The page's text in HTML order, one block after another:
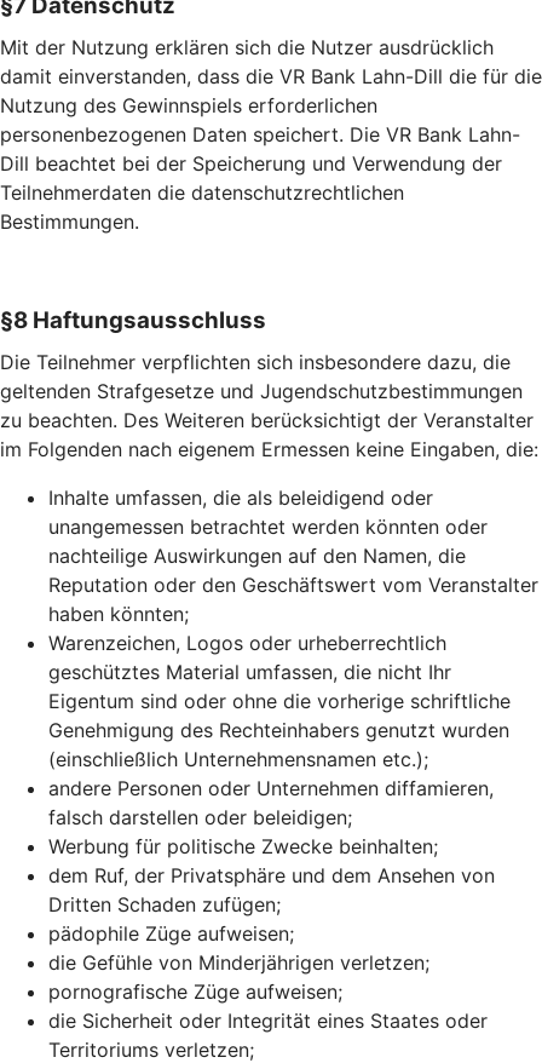
Mit der Nutzung erklären sich die Nutzer ausdrücklich
damit einverstanden, dass die VR Bank Lahn-Dill die für die
Nutzung des Gewinnspiels erforderlichen
personenbezogenen Daten speichert. Die VR Bank Lahn-
Dill beachtet bei der Speicherung und Verwendung der
Teilnehmerdaten die datenschutzrechtlichen
Bestimmungen.
§8 Haftungsausschluss
Die Teilnehmer verpflichten sich insbesondere dazu, die
geltenden Strafgesetze und Jugendschutzbestimmungen
zu beachten. Des Weiteren berücksichtigt der Veranstalter
im Folgenden nach eigenem Ermessen keine Eingaben, die:
Inhalte umfassen, die als beleidigend oder
unangemessen betrachtet werden könnten oder
nachteilige Auswirkungen auf den Namen, die
Reputation oder den Geschäftswert vom Veranstalter
haben könnten;
Warenzeichen, Logos oder urheberrechtlich
geschütztes Material umfassen, die nicht Ihr
Eigentum sind oder ohne die vorherige schriftliche
Genehmigung des Rechteinhabers genutzt wurden
(einschließlich Unternehmensnamen etc.);
andere Personen oder Unternehmen diffamieren,
falsch darstellen oder beleidigen;
Werbung für politische Zwecke beinhalten;
dem Ruf, der Privatsphäre und dem Ansehen von
Dritten Schaden zufügen;
pädophile Züge aufweisen;
die Gefühle von Minderjährigen verletzen;
pornografische Züge aufweisen;
die Sicherheit oder Integrität eines Staates oder
Territoriums verletzen;